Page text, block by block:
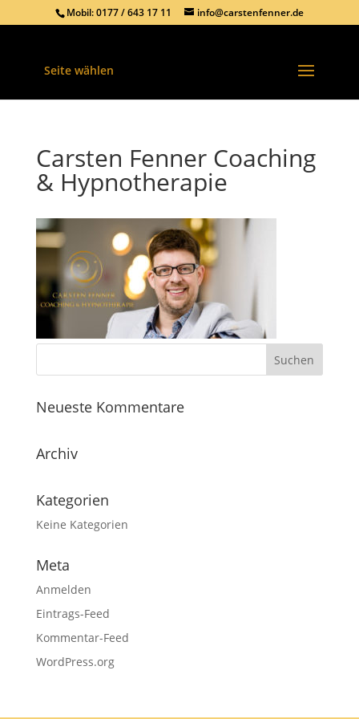
Mobil: 0177 / 643 17 11 info@carstenfenner.de
Seite wählen
Carsten Fenner Coaching
& Hypnotherapie
Neueste Kommentare
Archiv
Kategorien
Keine Kategorien
Meta
Anmelden
Eintrags-Feed
Kommentar-Feed
WordPress.org